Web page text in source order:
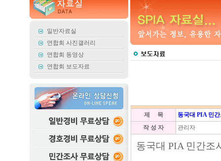
일반자료실
연합회 사진갤러리
연합회 동영상
연합회 보도자료
제 목
동국대 PIA 민
작 성 자
관리자
동국대 PIA 민간조